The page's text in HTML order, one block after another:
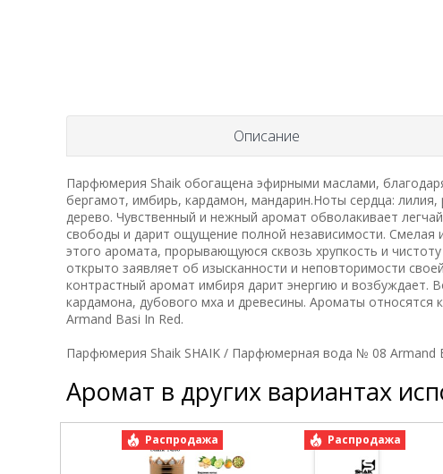
Описание
Парфюмерия Shaik обогащена эфирными маслами,
бергамот, имбирь, кардамон, мандарин.Ноты сердца:
дерево. Чувственный и нежный аромат обволакивает
свободы и дарит ощущение полной независимости. Смелая
этого аромата, прорывающуюся сквозь хрупкость и
открыто заявляет об изысканности и неповторимости
контрастный аромат имбиря дарит энергию и возбуждает.
кардамона, дубового мха и древесины. Ароматы
Armand Basi In Red.
Парфюмерия Shaik SHAIK / Парфюмерная вода № 08 Armand
Аромат в других вариантах
Распродажа Распродажа